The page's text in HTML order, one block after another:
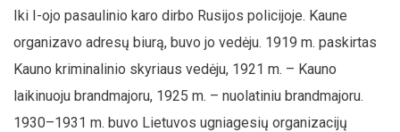
Iki I-ojo pasaulinio karo dirbo Rusijos policijoje. Kaune
organizavo adresų biurą, buvo jo vedėju. 1919 m. paskirtas
Kauno kriminalinio skyriaus vedėju, 1921 m. – Kauno
laikinuoju brandmajoru, 1925 m. – nuolatiniu brandmajoru.
1930–1931 m. buvo Lietuvos ugniagesių organizacijų